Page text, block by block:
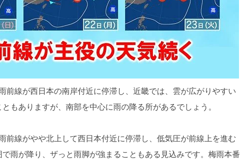
前線が西日本の南岸付近に停滞し、近畿では、雲が広がりやすい
もありますが、南部を中心に雨の降る所があるでしょう。
前線がやや北上して西日本付近に停滞し、低気圧が前線上を進む
雨が降り、ザっと雨脚が強まることもある見込みです。梅雨本番